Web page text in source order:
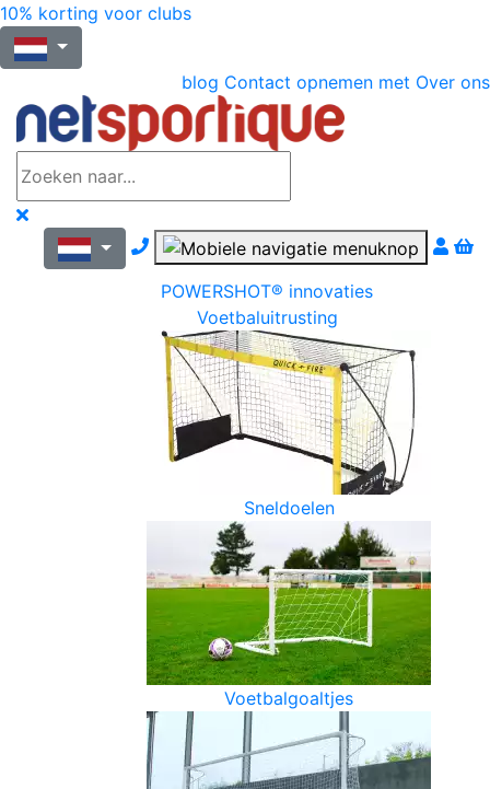
10% korting voor clubs
blog Contact opnemen met Over ons
Nous contacter par téléphone
POWERSHOT® innovaties
Voetbaluitrusting
Sneldoelen
Voetbalgoaltjes